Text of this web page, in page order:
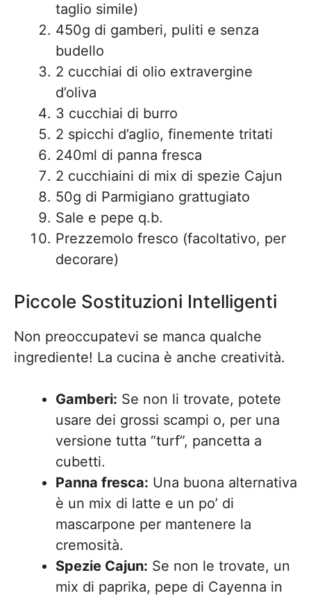
taglio simile)
450g di gamberi, puliti e senza
budello
2 cucchiai di olio extravergine
d’oliva
3 cucchiai di burro
2 spicchi d’aglio, finemente tritati
240ml di panna fresca
2 cucchiaini di mix di spezie Cajun
50g di Parmigiano grattugiato
Sale e pepe q.b.
Prezzemolo fresco (facoltativo, per
decorare)
Piccole Sostituzioni Intelligenti
Non preoccupatevi se manca qualche
ingrediente! La cucina è anche creatività.
Gamberi: Se non li trovate, potete
usare dei grossi scampi o, per una
versione tutta “turf”, pancetta a
cubetti.
Panna fresca: Una buona alternativa
è un mix di latte e un po’ di
mascarpone per mantenere la
cremosità.
Spezie Cajun: Se non le trovate, un
mix di paprika, pepe di Cayenna in